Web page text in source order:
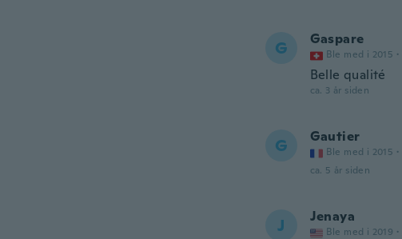
G Gaspare
Ble med i 2015 ·
Belle qualité
ca. 3 år siden
G Gautier
Ble med i 2015 ·
ca. 5 år siden
J Jenaya
Ble med i 2019 ·